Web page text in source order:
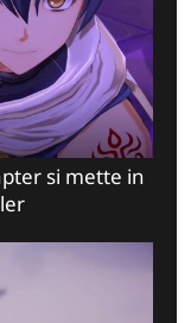
si mette in